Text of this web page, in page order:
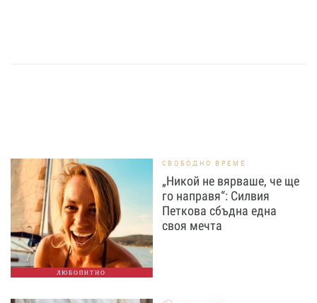
ЛЮБОПИТНО
СВОБОДНО ВРЕМЕ
„Никой не вярваше, че ще
го направя“: Силвия
Петкова сбъдна една
своя мечта